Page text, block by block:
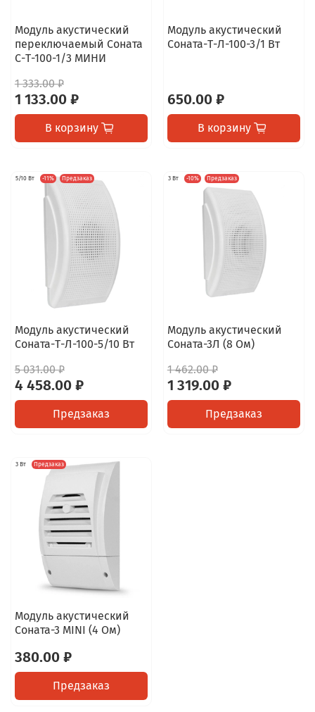
Модуль акустический
переключаемый Соната
С-Т-100-1/3 МИНИ
1 333.00 ₽
1 133.00 ₽
В корзину
Модуль акустический
Соната-Т-Л-100-3/1 Вт
650.00 ₽
В корзину
5/10 Вт -11% Предзаказ
Модуль акустический
Соната-Т-Л-100-5/10 Вт
5 031.00 ₽
4 458.00 ₽
Предзаказ
3 Вт -10% Предзаказ
Модуль акустический
Соната-3Л (8 Ом)
1 462.00 ₽
1 319.00 ₽
Предзаказ
3 Вт Предзаказ
Модуль акустический
Соната-3 MINI (4 Ом)
380.00 ₽
Предзаказ